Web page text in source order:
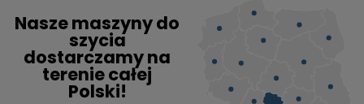
Nasze maszyny do
szycia
dostarczamy na
terenie całej
Polski!